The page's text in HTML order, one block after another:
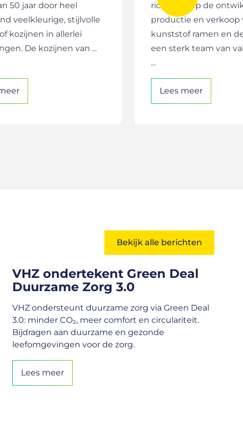
50 jaar door heel
veelkleurige, stijlvolle
kozijnen in allerlei
De kozijnen van ...
richt zich op de
productie en verkoop
kunststof ramen en
een sterk team van
...
Lees meer
Bekijk alle berichten
VHZ ondertekent Green Deal
Duurzame Zorg 3.0
VHZ ondersteunt duurzame zorg via Green Deal
3.0: minder CO₂, meer comfort en circulariteit.
Bijdragen aan duurzame en gezonde
leefomgevingen voor de zorg.
Lees meer